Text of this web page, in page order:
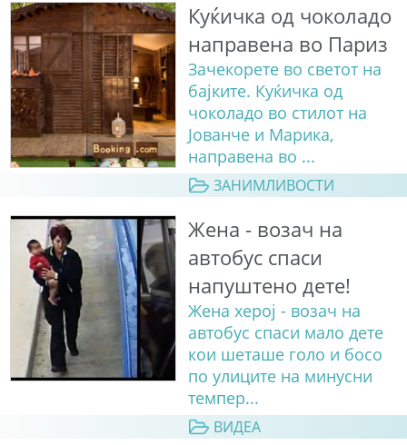
Куќичка од чоколадо
направена во Париз
Зачекорете во светот на
бајките. Куќичка од
чоколадо во стилот на
Јованче и Марика,
направена во ...
ЗАНИМЛИВОСТИ
Жена - возач на
автобус спаси
напуштено дете!
Жена херој - возач на
автобус спаси мало дете
кои шеташе голо и босо
по улиците на минусни
темпер...
ВИДЕА